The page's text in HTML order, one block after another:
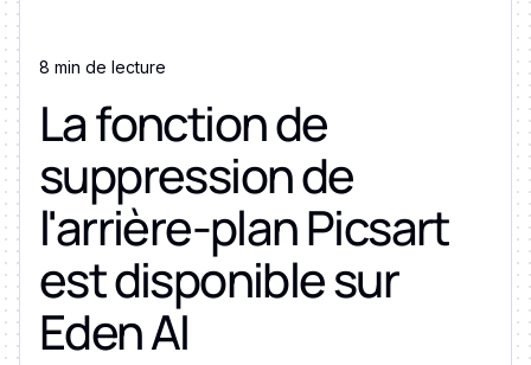
8 min de lecture
La fonction de
suppression de
l'arrière-plan Picsart
est disponible sur
Eden AI